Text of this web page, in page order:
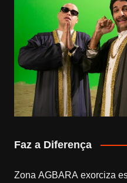
Faz a Diferença
Zona AGBARA exorciza